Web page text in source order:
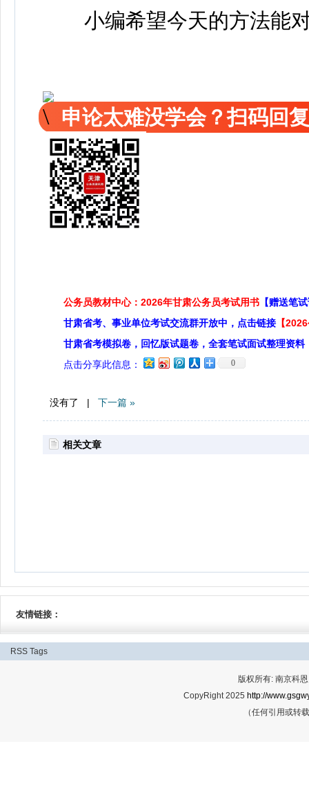
小编希望今天的方法能对
申论太难没学会？扫码回
公务员教材中心：2026年甘肃公务员考试用书 【赠送笔
甘肃省考、事业单位考试交流群开放中，点击链接 【
甘肃省考模拟卷，回忆版试题卷，全套笔试面试整理资料
点击分享此信息：
0
没有了 | 下一篇 »
相关文章
友情链接：
RSS Tags
版权所有: 南京科
CopyRight 2025 http://
（任何引用或转